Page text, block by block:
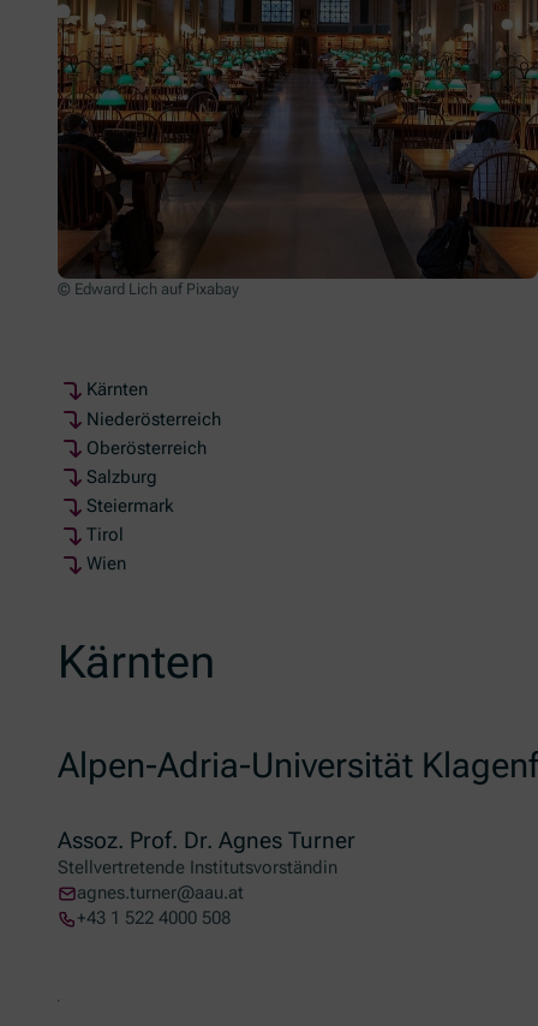
© Edward Lich auf Pixabay
Kärnten
Niederösterreich
Oberösterreich
Salzburg
Steiermark
Tirol
Wien
Kärnten
Alpen-Adria-Universität
Assoz. Prof. Dr. Agnes Turner
Stellvertretende Institutsvorständin
agnes.turner@aau.at
+43 1 522 4000 508